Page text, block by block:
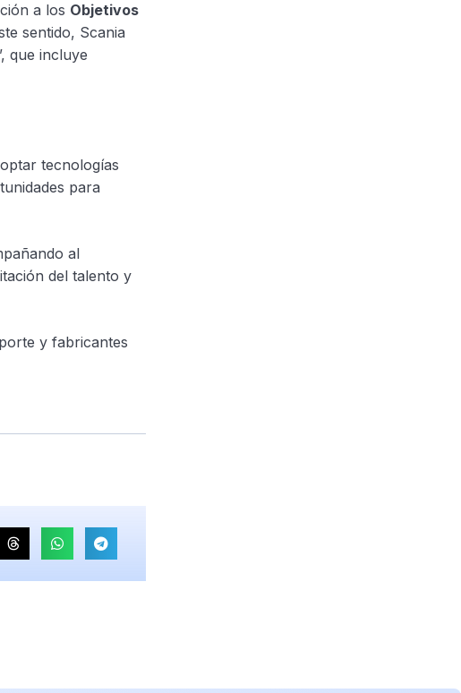
a los Objetivos
sentido, Scania
que incluye
tecnologías
para
al
del talento y
y fabricantes